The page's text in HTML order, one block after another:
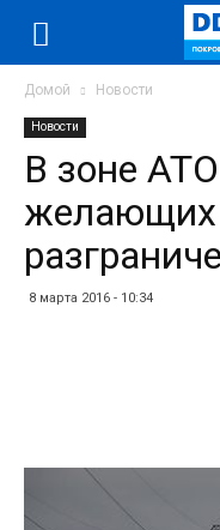
Домой Новости
Новости
В зоне
желающих
8 марта 2016 - 10:34